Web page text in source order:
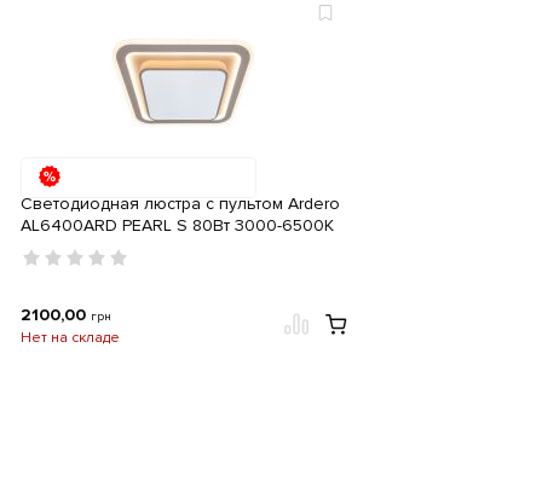
Светодиодная люстра с пультом Ardero
AL6400ARD PEARL S 80Вт 3000-6500К
IP20
2100,00 грн
Нет на складе